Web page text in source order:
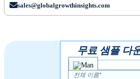
sales@globalgrowthinsights.com
무료 샘플 다